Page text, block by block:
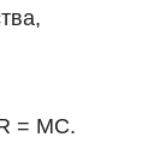
= MC.